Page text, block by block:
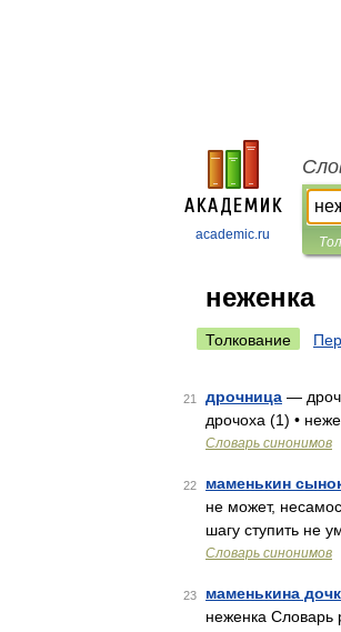
academic.ru
неженка
Толкование
21 дрочница —
дрочоха (1) •
Словарь синонимов
22 маменькин
не может,
шагу ступить не
Словарь синонимов
23 маменькина
неженка Словарь